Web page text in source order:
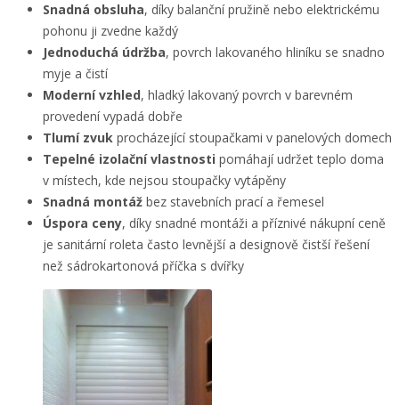
Snadná obsluha, díky balanční pružině nebo elektrickému
pohonu ji zvedne každý
Jednoduchá údržba, povrch lakovaného hliníku se snadno
myje a čistí
Moderní vzhled, hladký lakovaný povrch v barevném
provedení vypadá dobře
Tlumí zvuk procházející stoupačkami v panelových domech
Tepelné izolační vlastnosti pomáhají udržet teplo doma
v místech, kde nejsou stoupačky vytápěny
Snadná montáž bez stavebních prací a řemesel
Úspora ceny, díky snadné montáži a příznivé nákupní ceně
je sanitární roleta často levnější a designově čistší řešení
než sádrokartonová příčka s dvířky